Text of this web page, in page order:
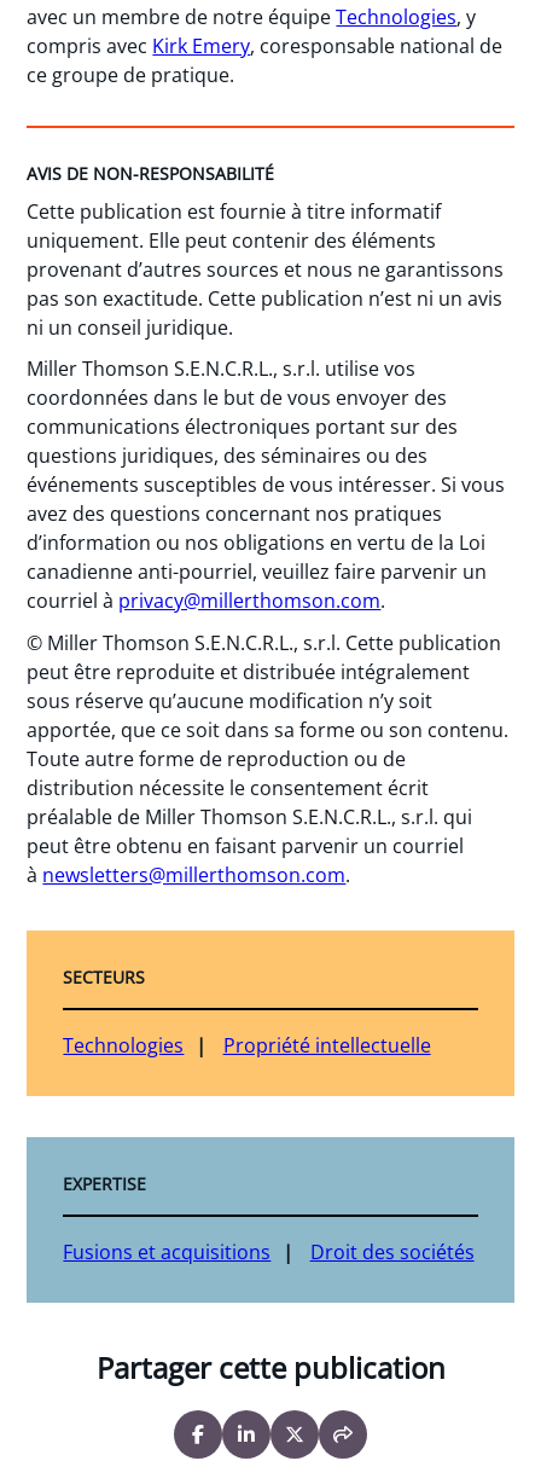
avec un membre de notre équipeTechnologies, y
compris avec Kirk Emery, coresponsable national de
ce groupe de pratique.
AVIS DE NON-RESPONSABILITÉ
Cette publication est fournie à titre informatif
uniquement. Elle peut contenir des éléments
provenant d’autres sources et nous ne garantissons
pas son exactitude. Cette publication n’est ni un avis
ni un conseil juridique.
Miller Thomson S.E.N.C.R.L., s.r.l. utilise vos
coordonnées dans le but de vous envoyer des
communications électroniques portant sur des
questions juridiques, des séminaires ou des
événements susceptibles de vous intéresser. Si vous
avez des questions concernant nos pratiques
d’information ou nos obligations en vertu de la Loi
canadienne anti-pourriel, veuillez faire parvenir un
courriel à privacy@millerthomson.com.
© Miller Thomson S.E.N.C.R.L., s.r.l. Cette publication
peut être reproduite et distribuée intégralement
sous réserve qu’aucune modification n’y soit
apportée, que ce soit dans sa forme ou son contenu.
Toute autre forme de reproduction ou de
distribution nécessite le consentement écrit
préalable de Miller Thomson S.E.N.C.R.L., s.r.l. qui
peut être obtenu en faisant parvenir un courriel
à newsletters@millerthomson.com.
SECTEURS
Technologies Propriété intellectuelle
EXPERTISE
Fusions et acquisitions Droit des sociétés
Partager cette publication